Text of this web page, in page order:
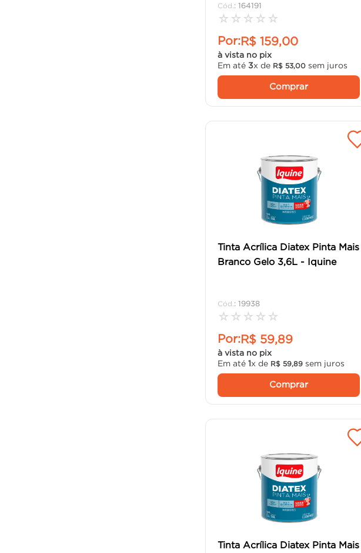
: 164191
☆ ☆ ☆ ☆ ☆
Por:R$ 159,00
à vista no pix
Em até 3x de R$ 53, 00sem juros
Comprar
Tinta Acrílica Diatex Pinta Mais
Branco Gelo 3,6L - Iquine
: 19938
☆ ☆ ☆ ☆ ☆
Por:R$ 59,89
à vista no pix
Em até 1x de R$ 59, 89sem juros
Comprar
Tinta Acrílica Diatex Pinta Mais